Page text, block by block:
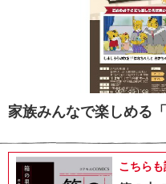
家族みんなで楽しめる
こちら